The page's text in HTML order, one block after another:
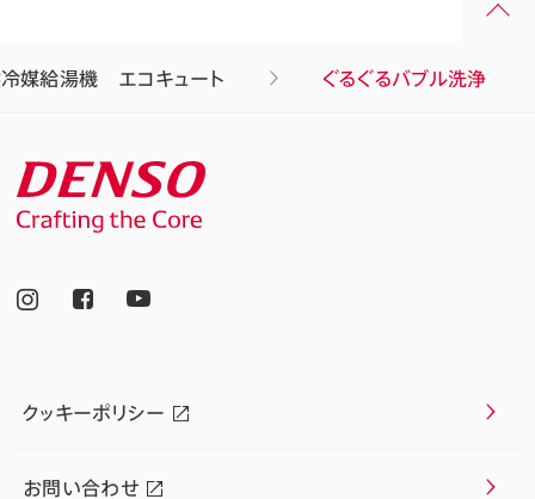
媒給湯機 エコキュート ぐるぐるバブル洗浄
クッキーポリシー
お問い合わせ